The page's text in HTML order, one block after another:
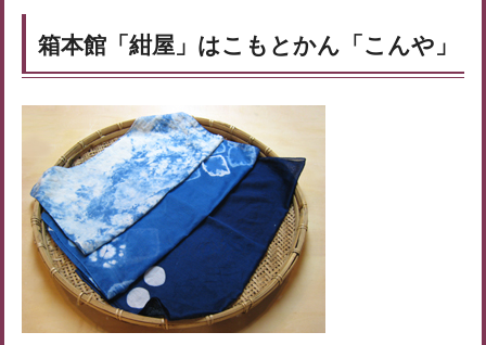
箱本館「紺屋」はこもとかん「こんや」